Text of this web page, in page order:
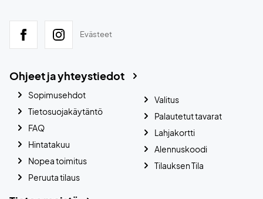
Evästeet
Ohjeet ja yhteystiedot
Sopimusehdot
Tietosuojakäytäntö
FAQ
Hintatakuu
Nopea toimitus
Peruuta tilaus
Valitus
Palautetut tavarat
Lahjakortti
Alennuskoodi
Tilauksen Tila